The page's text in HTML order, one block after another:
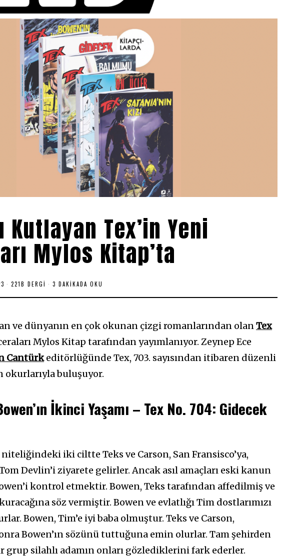
Kutlayan Tex’in Yeni
Mylos Kitap’ta
1
.
2
2
221B DERGI 3 DAKIKADA OKU
ve dünyanın en çok okunan çizgi romanlarından olanTex
Mylos Kitap tarafından yayımlanıyor. Zeynep Ece
Cantürkeditörlüğünde Tex, 703. sayısından itibaren düzenli
okurlarıyla buluşuyor.
İkinci Yaşamı – Tex No. 704: Gidecek
iki ciltte Teks ve Carson, San Fransisco’ya,
Devlin’i ziyarete gelirler. Ancak asıl amaçları eski kanun
kontrol etmektir. Bowen, Teks tarafından affedilmiş ve
söz vermiştir. Bowen ve evlatlığı Tim dostlarımızı
Bowen, Tim’e iyi baba olmuştur. Teks ve Carson,
Bowen’ın sözünü tuttuğuna emin olurlar. Tam şehirden
grup silahlı adamın onları gözlediklerini fark ederler.